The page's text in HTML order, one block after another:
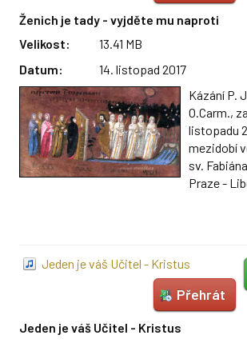
Bratři karmelitáni
Domov svaté Rodiny
Historie farnosti a kostela
ARCHIV
Fotogalerie
Ke stažení
Ženich je tady - vyjděte mu naproti
Velikost:
13.41 MB
Datum:
14. listopad 2017
Kázání P.
O.Carm.,
listopadu
mezidobí
sv.
Praze -
Jeden je váš Učitel - Kristus
Přehrát
Jeden je váš Učitel - Kristus